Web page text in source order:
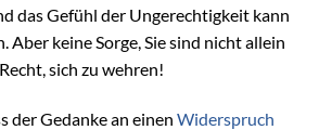
das Gefühl der Ungerechtigkeit kann
Aber keine Sorge, Sie sind nicht allein
sich zu wehren!
der Gedanke an einen Widerspruch